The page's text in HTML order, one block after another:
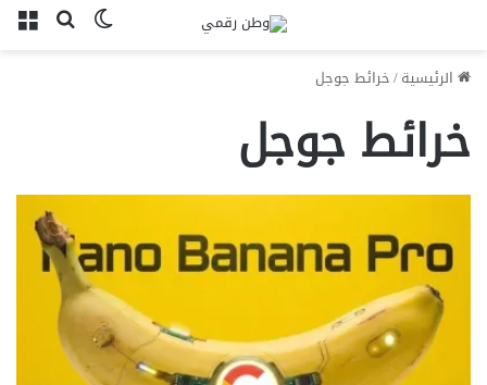
بحث عنالوضع
الرئيسية/خرائط جوجل
خرائط جوجل